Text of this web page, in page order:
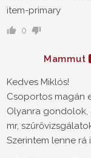
item-primary
0
Mammut
Kedves Miklós!
Csoportos magán
Olyanra gondolok,
mr,
Szerintem lenne rá